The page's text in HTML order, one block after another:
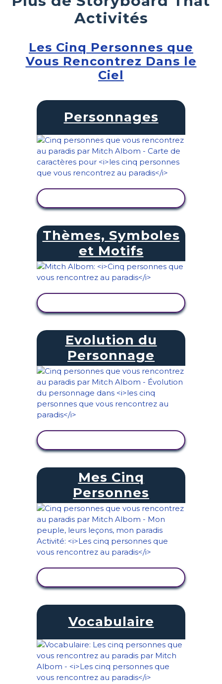
Activités
Les Cinq Personnes que
Vous Rencontrez Dans le
Ciel
Personnages
Thèmes, Symboles
et Motifs
Evolution du
Personnage
Mes Cinq
Personnes
Vocabulaire